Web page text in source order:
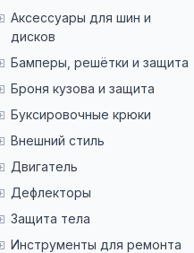
Аксессуары для шин и
дисков
Бамперы, решётки и защита
Броня кузова и защита
Буксировочные крюки
Внешний стиль
Двигатель
Дефлекторы
Защита тела
Инструменты для ремонта